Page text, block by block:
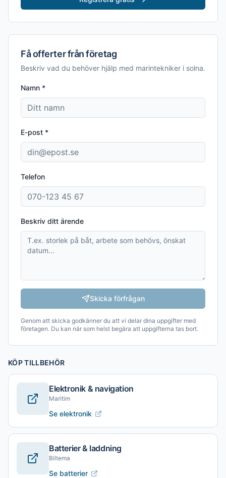
Få offerter från företag
Beskriv vad du behöver hjälp med marintekniker i solna.
Namn *
E-post *
Telefon
Beskriv ditt ärende
Skicka förfrågan
Genom att skicka godkänner du att vi delar dina uppgifter med
företagen. Du kan när som helst begära att uppgifterna tas bort.
KÖP TILLBEHÖR
Elektronik & navigation
Maritim
Se elektronik
Batterier & laddning
Biltema
Se batterier